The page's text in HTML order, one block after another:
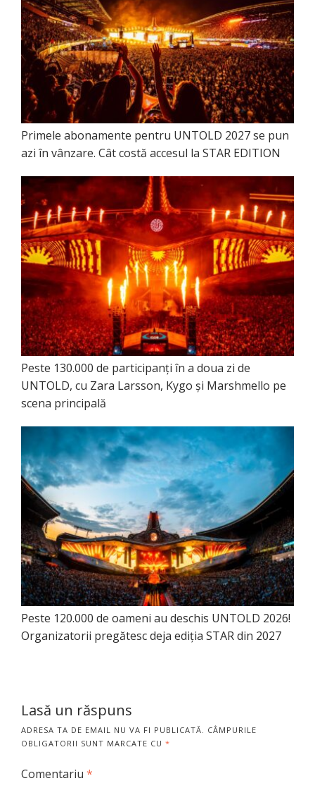
Primele abonamente pentru UNTOLD 2027 se pun
azi în vânzare. Cât costă accesul la STAR EDITION
Peste 130.000 de participanți în a doua zi de
UNTOLD, cu Zara Larsson, Kygo și Marshmello pe
scena principală
Peste 120.000 de oameni au deschis UNTOLD 2026!
Organizatorii pregătesc deja ediția STAR din 2027
Lasă un răspuns
ADRESA TA DE EMAIL NU VA FI PUBLICATĂ. CÂMPURILE
OBLIGATORII SUNT MARCATE CU *
Comentariu *